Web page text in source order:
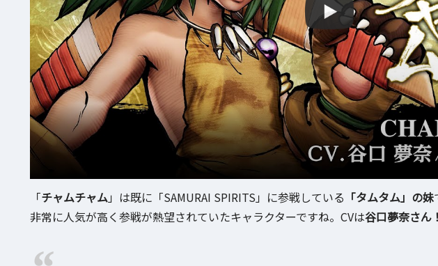
「チャムチャム」は既に「SAMURAI SPIRITS」に参戦している 「タムタム」の妹
非常に人気が高く参戦が熱望されていたキャラクターですね。CVは谷口夢奈さん！